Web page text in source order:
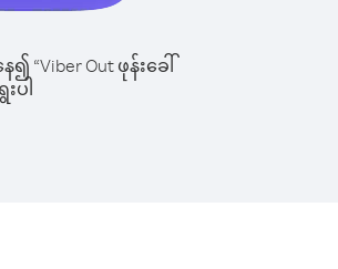
“Viber Out ဖုန်းခေါ်
ပါ